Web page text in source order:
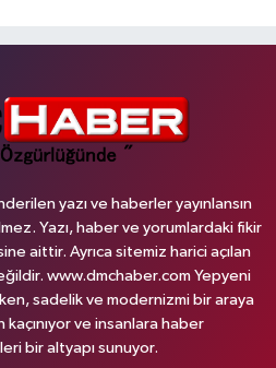
yazı ve haberler yayınlansın
Yazı, haber ve yorumlardaki fikir
aittir. Ayrıca sitemiz harici açılan
www.dmchaber.com Yepyeni
sadelik ve modernizmi bir araya
ve insanlara haber
bir altyapı sunuyor.